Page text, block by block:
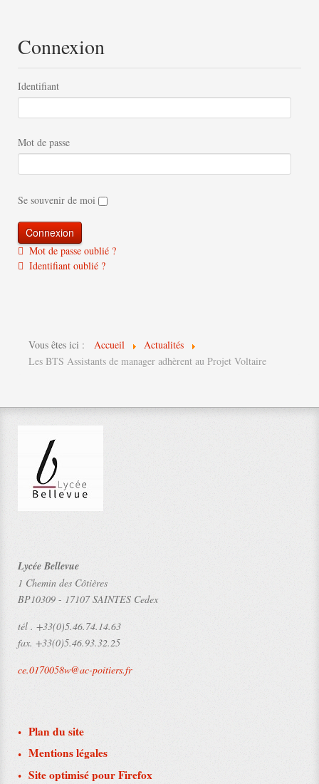
Connexion
Identifiant
Mot de passe
Se souvenir de moi
Mot de passe oublié ?
Identifiant oublié ?
Vous êtes ici : Accueil
Actualités
Les BTS Assistants de manager adhèrent au Projet Voltaire
Lycée Bellevue
1 Chemin des Côtières
BP10309 - 17107 SAINTES Cedex
tél . +33(0)5.46.74.14.63
fax. +33(0)5.46.93.32.25
ce.0170058w@ac-poitiers.fr
Plan du site
Mentions légales
Site optimisé pour Firefox